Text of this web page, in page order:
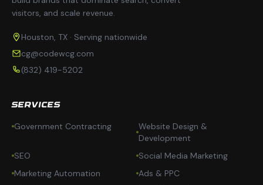
visitors, and scale revenue.
Houston, TX · Serving nationwide
cg@codewcg.com
(832) 419-5202
SERVICES
Government Contracting
Website Design &
Development
SEO
Social Media Marketing
Marketing Automation
Ads & PPC